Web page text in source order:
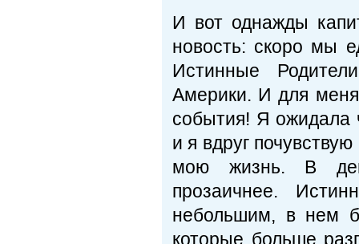
И вот однажды
новость: скоро мы
Истинные
Америки. И для
события! Я ожидала
и я вдруг
мою жизнь. В
прозаичнее.
небольшим, в нем
которые больше